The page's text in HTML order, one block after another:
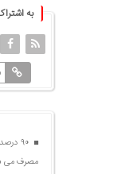
به
۹۰
مصرف می